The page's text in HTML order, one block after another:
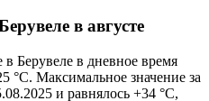
в августе
в Берувеле в дневное время
°C. Максимальное значение за
и равнялось +34 °C,